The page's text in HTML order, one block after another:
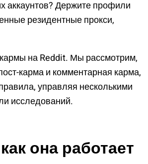
аккаунтов? Держите профили
резидентные прокси,
на Reddit. Мы рассмотрим,
карма и комментарная карма,
управляя несколькими
исследований.
она работает